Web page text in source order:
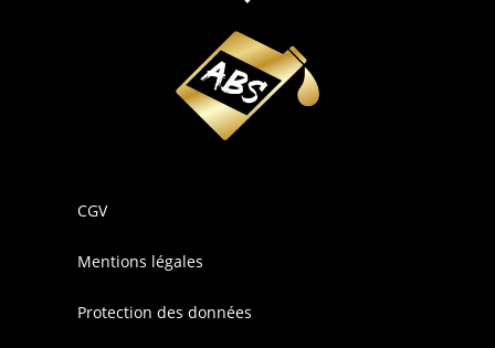
CGV
Mentions légales
Protection des données